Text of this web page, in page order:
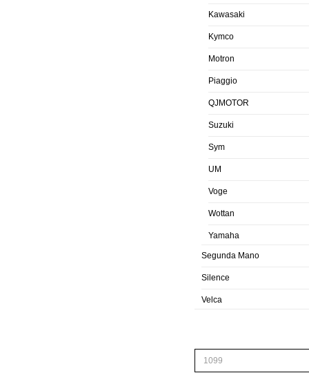
Kawasaki
Kymco
Motron
Piaggio
QJMOTOR
Suzuki
Sym
UM
Voge
Wottan
Yamaha
Segunda Mano
Silence
Velca